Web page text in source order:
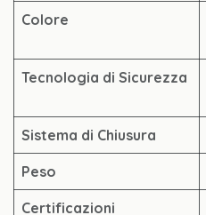
Colore
Tecnologia di Sicurezza
Sistema di Chiusura
Peso
Certificazioni